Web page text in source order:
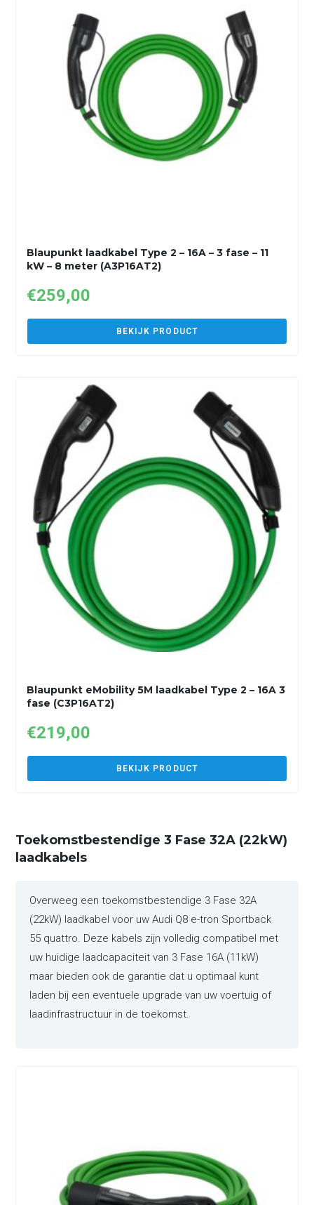
Blaupunkt laadkabel Type 2 – 16A – 3 fase – 11
kW – 8 meter (A3P16AT2)
€259,00
BEKIJK PRODUCT
Blaupunkt eMobility 5M laadkabel Type 2 – 16A 3
fase (C3P16AT2)
€219,00
BEKIJK PRODUCT
Toekomstbestendige 3 Fase 32A (22kW)
laadkabels
Overweeg een toekomstbestendige 3 Fase 32A
(22kW) laadkabel voor uw Audi Q8 e-tron Sportback
55 quattro. Deze kabels zijn volledig compatibel met
uw huidige laadcapaciteit van 3 Fase 16A (11kW)
maar bieden ook de garantie dat u optimaal kunt
laden bij een eventuele upgrade van uw voertuig of
laadinfrastructuur in de toekomst.